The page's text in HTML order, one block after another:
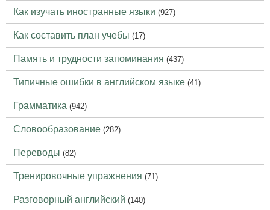
Как изучать иностранные языки (927)
Как составить план учебы (17)
Память и трудности запоминания (437)
Типичные ошибки в английском языке (41)
Грамматика (942)
Словообразование (282)
Переводы (82)
Тренировочные упражнения (71)
Разговорный английский (140)